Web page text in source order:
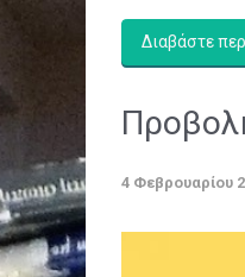
Διαβάστε
4 Φεβρουαρίου